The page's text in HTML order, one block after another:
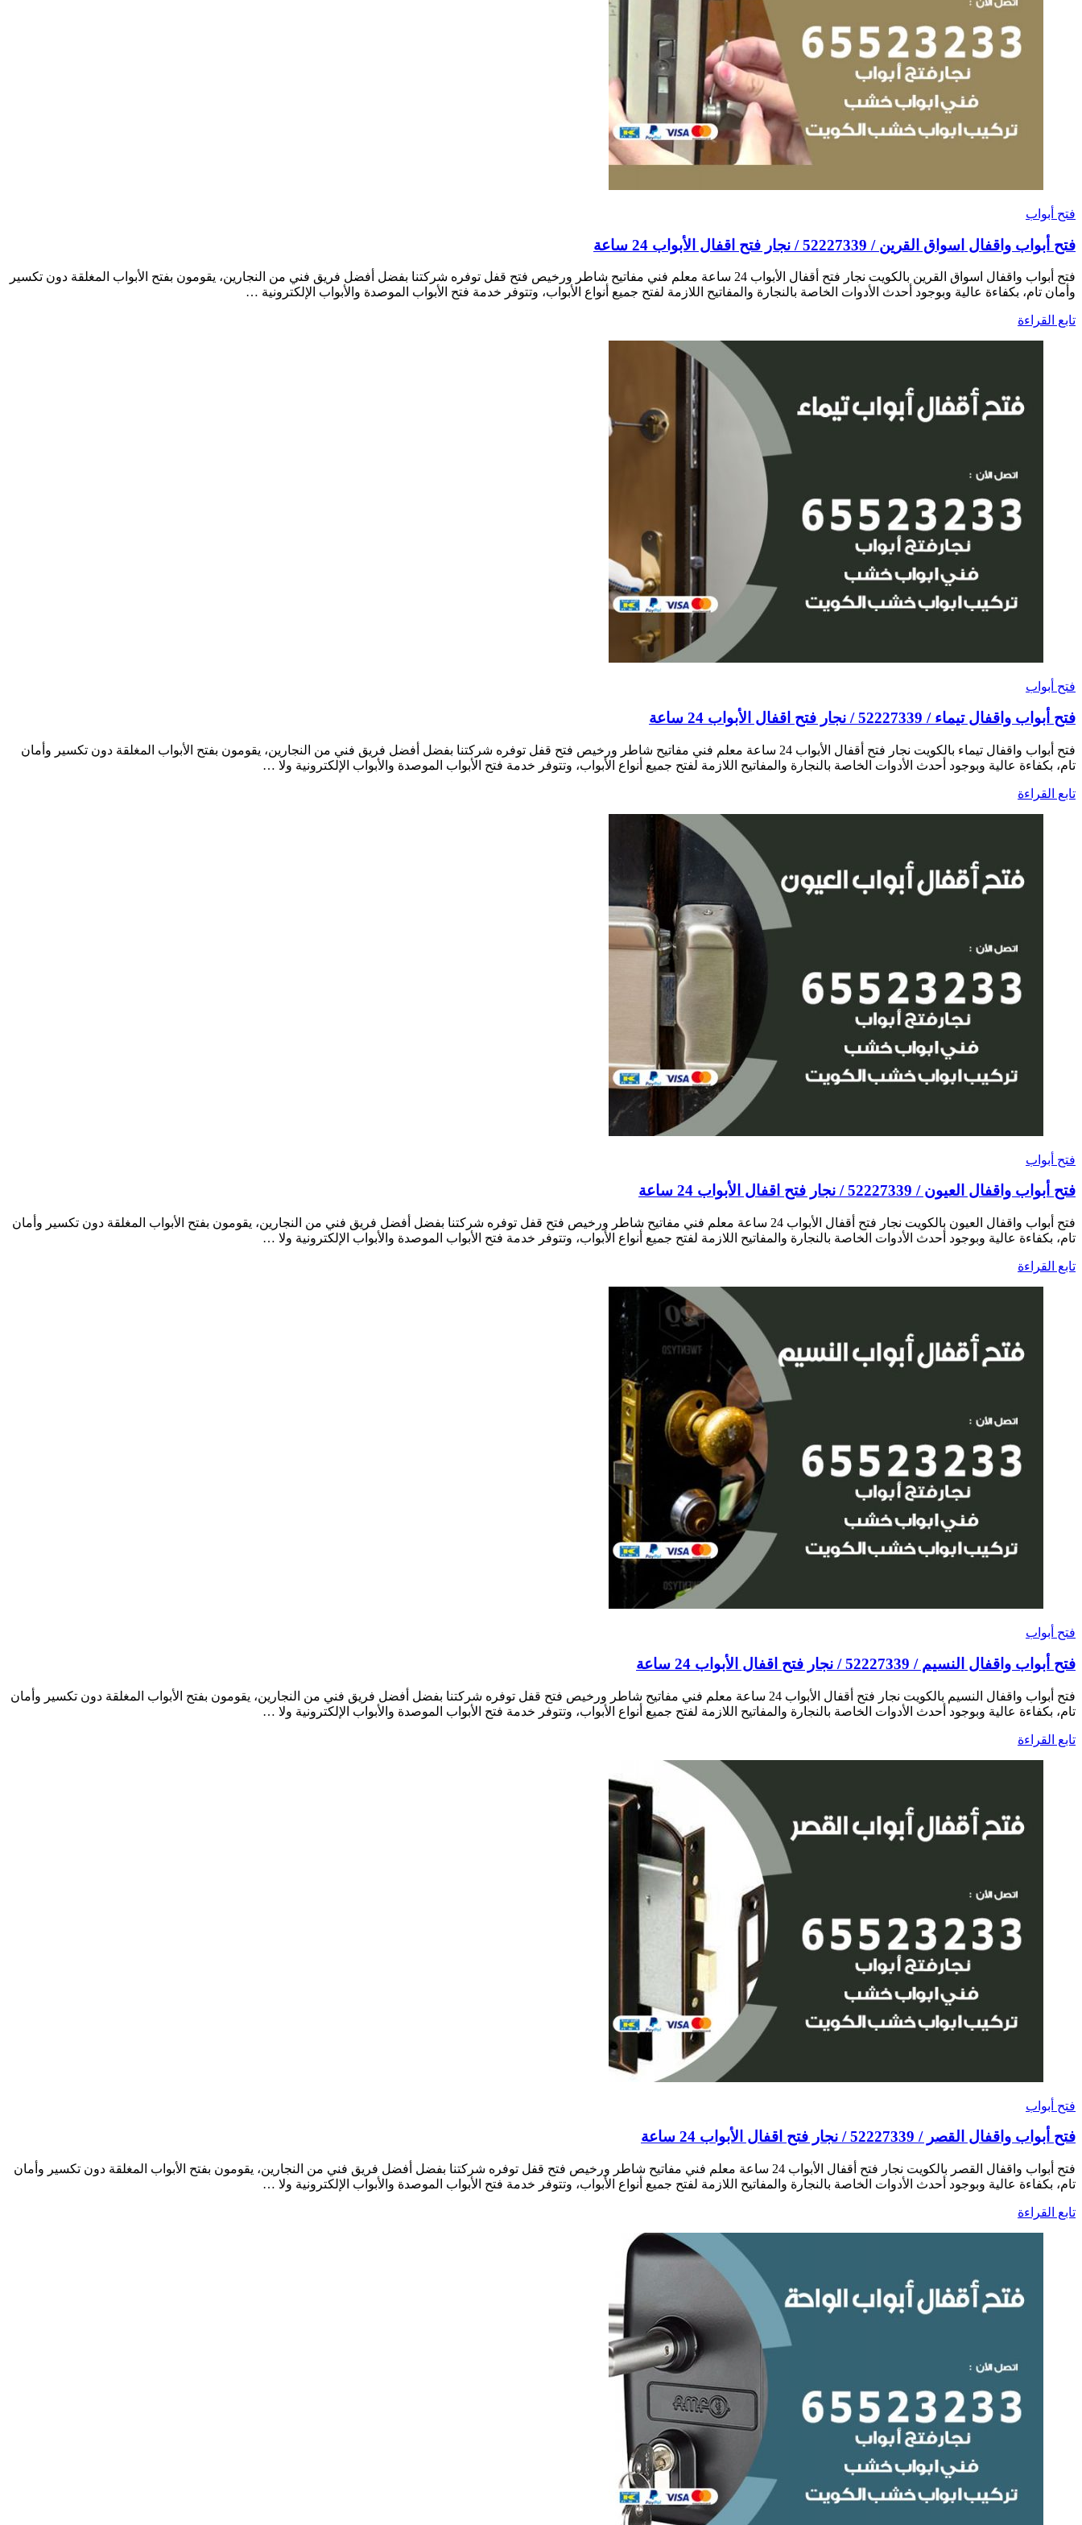
فتح أبواب
فتح أبواب واقفال اسواق القرين / 52227339 / نجار فتح اقفال الأبواب 24 ساعة
فتح أبواب واقفال اسواق القرين بالكويت نجار فتح أقفال الأبواب 24 ساعة معلم فني مفاتيح شاطر ورخيص فتح قفل توفره شركتنا بفضل أفضل فريق فني من النجارين، يقومون بفتح الأبواب المغلقة دون تكسير
وأمان تام، بكفاءة عالية وبوجود أحدث الأدوات الخاصة بالنجارة والمفاتيح اللازمة لفتح جميع أنواع الأبواب، وتتوفر خدمة فتح الأبواب الموصدة والأبواب الإلكترونية …
تابع القراءة
فتح أبواب
فتح أبواب واقفال تيماء / 52227339 / نجار فتح اقفال الأبواب 24 ساعة
فتح أبواب واقفال تيماء بالكويت نجار فتح أقفال الأبواب 24 ساعة معلم فني مفاتيح شاطر ورخيص فتح قفل توفره شركتنا بفضل أفضل فريق فني من النجارين، يقومون بفتح الأبواب المغلقة دون تكسير وأمان
تام، بكفاءة عالية وبوجود أحدث الأدوات الخاصة بالنجارة والمفاتيح اللازمة لفتح جميع أنواع الأبواب، وتتوفر خدمة فتح الأبواب الموصدة والأبواب الإلكترونية ولا …
تابع القراءة
فتح أبواب
فتح أبواب واقفال العيون / 52227339 / نجار فتح اقفال الأبواب 24 ساعة
فتح أبواب واقفال العيون بالكويت نجار فتح أقفال الأبواب 24 ساعة معلم فني مفاتيح شاطر ورخيص فتح قفل توفره شركتنا بفضل أفضل فريق فني من النجارين، يقومون بفتح الأبواب المغلقة دون تكسير وأمان
تام، بكفاءة عالية وبوجود أحدث الأدوات الخاصة بالنجارة والمفاتيح اللازمة لفتح جميع أنواع الأبواب، وتتوفر خدمة فتح الأبواب الموصدة والأبواب الإلكترونية ولا …
تابع القراءة
فتح أبواب
فتح أبواب واقفال النسيم / 52227339 / نجار فتح اقفال الأبواب 24 ساعة
فتح أبواب واقفال النسيم بالكويت نجار فتح أقفال الأبواب 24 ساعة معلم فني مفاتيح شاطر ورخيص فتح قفل توفره شركتنا بفضل أفضل فريق فني من النجارين، يقومون بفتح الأبواب المغلقة دون تكسير وأمان
تام، بكفاءة عالية وبوجود أحدث الأدوات الخاصة بالنجارة والمفاتيح اللازمة لفتح جميع أنواع الأبواب، وتتوفر خدمة فتح الأبواب الموصدة والأبواب الإلكترونية ولا …
تابع القراءة
فتح أبواب
فتح أبواب واقفال القصر / 52227339 / نجار فتح اقفال الأبواب 24 ساعة
فتح أبواب واقفال القصر بالكويت نجار فتح أقفال الأبواب 24 ساعة معلم فني مفاتيح شاطر ورخيص فتح قفل توفره شركتنا بفضل أفضل فريق فني من النجارين، يقومون بفتح الأبواب المغلقة دون تكسير وأمان
تام، بكفاءة عالية وبوجود أحدث الأدوات الخاصة بالنجارة والمفاتيح اللازمة لفتح جميع أنواع الأبواب، وتتوفر خدمة فتح الأبواب الموصدة والأبواب الإلكترونية ولا …
تابع القراءة